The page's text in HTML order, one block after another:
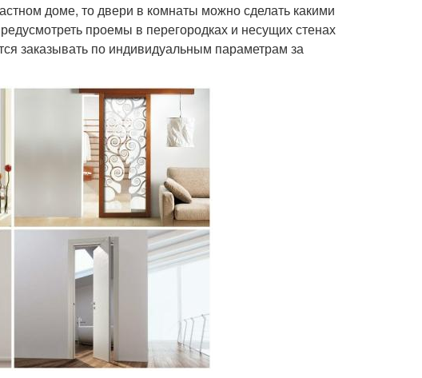
доме, то двери в комнаты можно сделать какими
проемы в перегородках и несущих стенах
заказывать по индивидуальным параметрам за